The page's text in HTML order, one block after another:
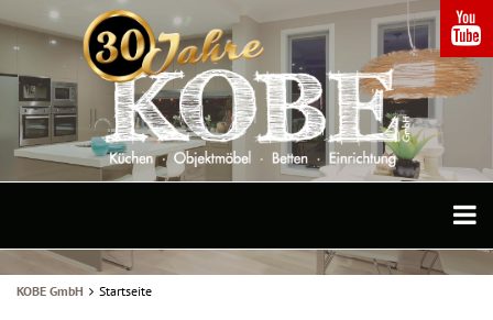
KOBE GmbH Startseite